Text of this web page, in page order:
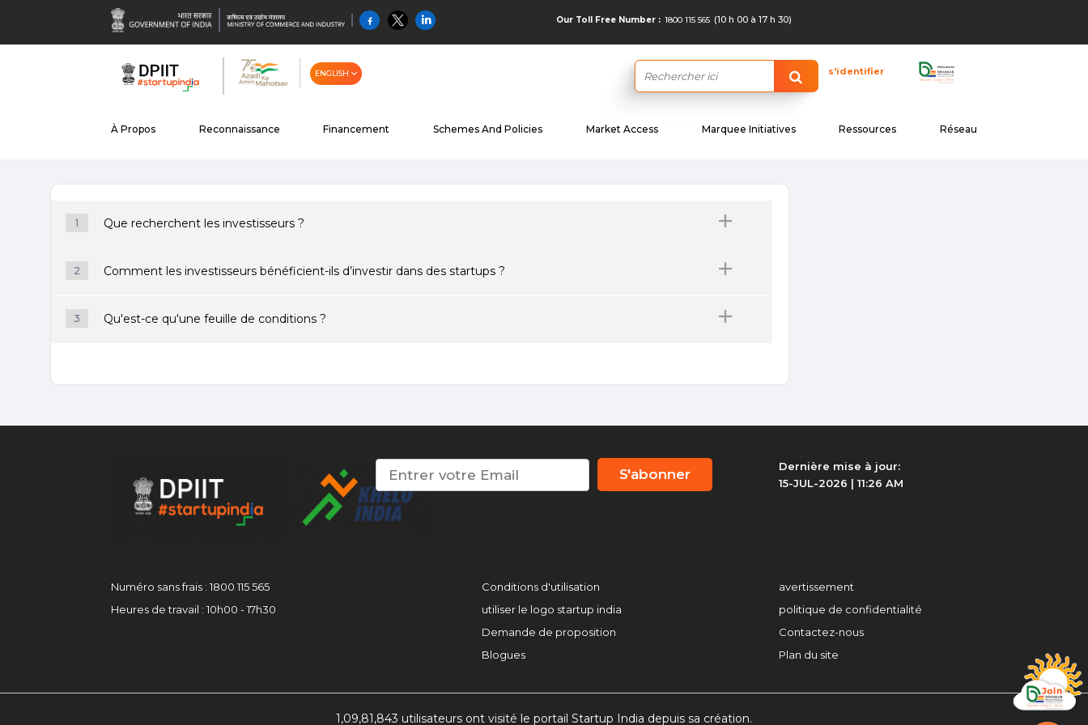
Our Toll Free Number : 1800 115 565 (10 h 00 à 17 h 30)
ENGLISH s'identifier
À Propos Reconnaissance Financement Schemes And Policies Market Access Marquee Initiatives Ressources Réseau
1 Que recherchent les investisseurs ?
2 Comment les investisseurs bénéficient-ils d’investir dans des startups ?
3 Qu'est-ce qu'une feuille de conditions ?
S'abonner
Dernière mise à jour:
15-JUL-2026 | 11:26 AM
Numéro sans frais : 1800 115 565
Heures de travail : 10h00 - 17h30
Conditions d'utilisation
utiliser le logo startup india
Demande de proposition
Blogues
avertissement
politique de confidentialité
Contactez-nous
Plan du site
1,09,81,843 utilisateurs ont visité le portail Startup India depuis sa création.